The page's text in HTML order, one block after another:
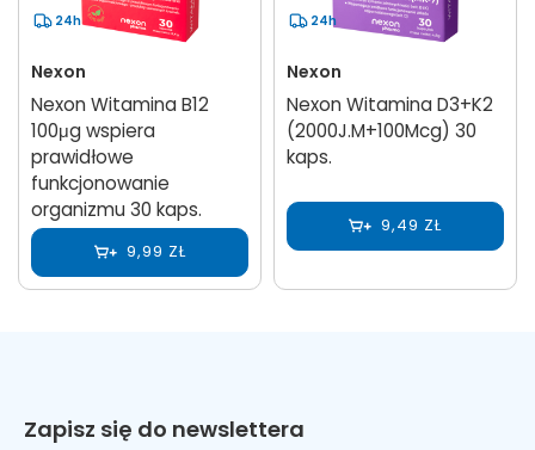
24h
Nexon
Nexon Witamina B12
100μg wspiera
prawidłowe
funkcjonowanie
organizmu 30 kaps.
9,99 ZŁ
24h
Nexon
Nexon Witamina D3+K2
(2000J.M+100Mcg) 30
kaps.
9,49 ZŁ
Zapisz się do newslettera